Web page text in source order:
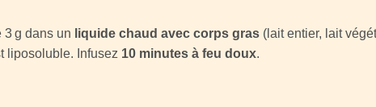
3 g dans un liquide chaud avec corps gras (lait entier, lait
liposoluble. Infusez 10 minutes à feu doux.